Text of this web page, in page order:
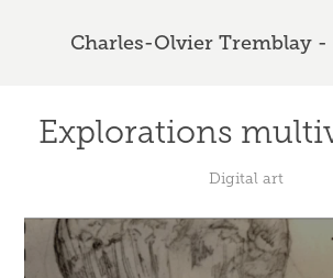
Charles-Olvier Tremblay
Explorations
Digital art